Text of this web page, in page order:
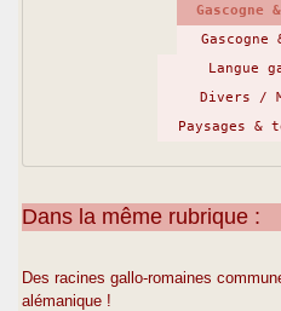
Gascogne
Gascogne
Langue
Divers /
Paysages
Dans la même rubrique :
Des racines gallo-romaines
alémanique !